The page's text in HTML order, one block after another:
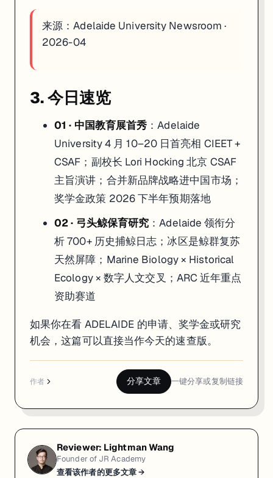
来源：Adelaide University Newsroom ·
2026-04
3. 今日速览
01 · 中国教育展首秀 ：Adelaide
University 4 月 10–20 日首亮相 CIEET +
CSAF；副校长 Lori Hocking 北京 CSAF
主旨演讲；合并新品牌战略进中国市场；
奖学金政策 2026 下半年预期落地
02 · 弓头鲸保育研究 ：Adelaide 领衔分
析 700+ 历史捕鲸日志；冰区是鲸群复苏
天然屏障；Marine Biology × Historical
Ecology × 数字人文交叉；ARC 近年重点
资助赛道
如果你在看 ADELAIDE 的申请、奖学金或研究
机会，这篇可以直接当作今天的速查版。
作者 分享文章 一键分享或复制链接
Reviewer: Lightman Wang
Founder of JR Academy
查看该作者的更多文章 →